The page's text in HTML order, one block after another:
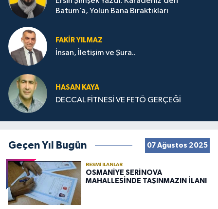
Batum’a, Yolun Bana Bıraktıkları
FAKIR YILMAZ
İnsan, İletişim ve Şura..
HASAN KAYA
DECCAL FİTNESİ VE FETÖ GERÇEĞİ
Geçen Yıl Bugün 07 Ağustos 2025
RESMI İLANLAR
OSMANİYE SERİNOVA
MAHALLESİNDE TAŞINMAZIN İLANI